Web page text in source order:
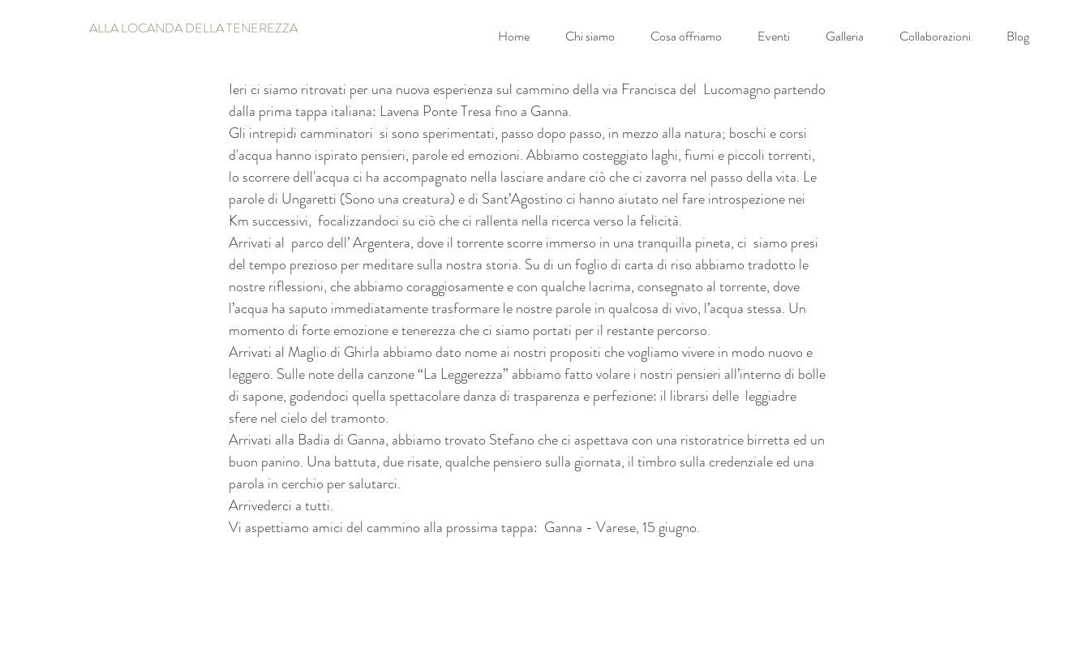
ALLA LOCANDA DELLA TENEREZZA Home Chi siamo Cosa offriamo Eventi Galleria Collaborazioni Blog
Ieri ci siamo ritrovati per una nuova esperienza sul cammino della via Francisca del  Lucomagno partendo
dalla prima tappa italiana: Lavena Ponte Tresa fino a Ganna.
Gli intrepidi camminatori  si sono sperimentati, passo dopo passo, in mezzo alla natura; boschi e corsi
d'acqua hanno ispirato pensieri, parole ed emozioni. Abbiamo costeggiato laghi, fiumi e piccoli torrenti,
lo scorrere dell'acqua ci ha accompagnato nella lasciare andare ciò che ci zavorra nel passo della vita. Le
parole di Ungaretti (Sono una creatura) e di Sant’Agostino ci hanno aiutato nel fare introspezione nei
Km successivi,  focalizzandoci su ciò che ci rallenta nella ricerca verso la felicità.
Arrivati al  parco dell’ Argentera, dove il torrente scorre immerso in una tranquilla pineta, ci  siamo presi
del tempo prezioso per meditare sulla nostra storia. Su di un foglio di carta di riso abbiamo tradotto le
nostre riflessioni, che abbiamo coraggiosamente e con qualche lacrima, consegnato al torrente, dove
l’acqua ha saputo immediatamente trasformare le nostre parole in qualcosa di vivo, l’acqua stessa. Un
momento di forte emozione e tenerezza che ci siamo portati per il restante percorso.
Arrivati al Maglio di Ghirla abbiamo dato nome ai nostri propositi che vogliamo vivere in modo nuovo e
leggero. Sulle note della canzone “La Leggerezza” abbiamo fatto volare i nostri pensieri all’interno di bolle
di sapone, godendoci quella spettacolare danza di trasparenza e perfezione: il librarsi delle  leggiadre
sfere nel cielo del tramonto.
Arrivati alla Badia di Ganna, abbiamo trovato Stefano che ci aspettava con una ristoratrice birretta ed un
buon panino. Una battuta, due risate, qualche pensiero sulla giornata, il timbro sulla credenziale ed una
parola in cerchio per salutarci.
Arrivederci a tutti.
Vi aspettiamo amici del cammino alla prossima tappa:  Ganna - Varese, 15 giugno.